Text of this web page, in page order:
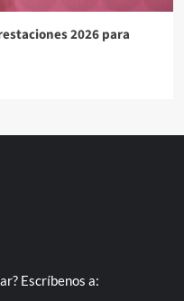
2026 para
Escríbenos a: